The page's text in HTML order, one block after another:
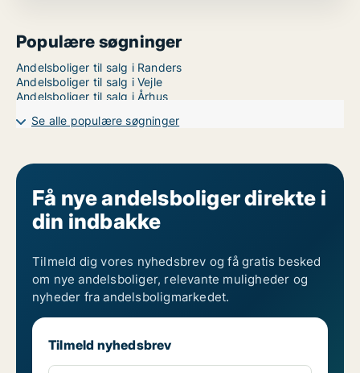
Populære søgninger
Andelsboliger til salg i Randers
Andelsboliger til salg i Vejle
Andelsboliger til salg i Århus
Se alle populære søgninger
Få nye andelsboliger direkte i
din indbakke
Tilmeld dig vores nyhedsbrev og få gratis besked
om nye andelsboliger, relevante muligheder og
nyheder fra andelsboligmarkedet.
Tilmeld nyhedsbrev